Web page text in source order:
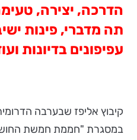
הדרכה, יצירה,
תה מדברי, פינות
עפיפונים בדיונות
קיבוץ אליפז שבערבה
במסגרת "חממת חמשת